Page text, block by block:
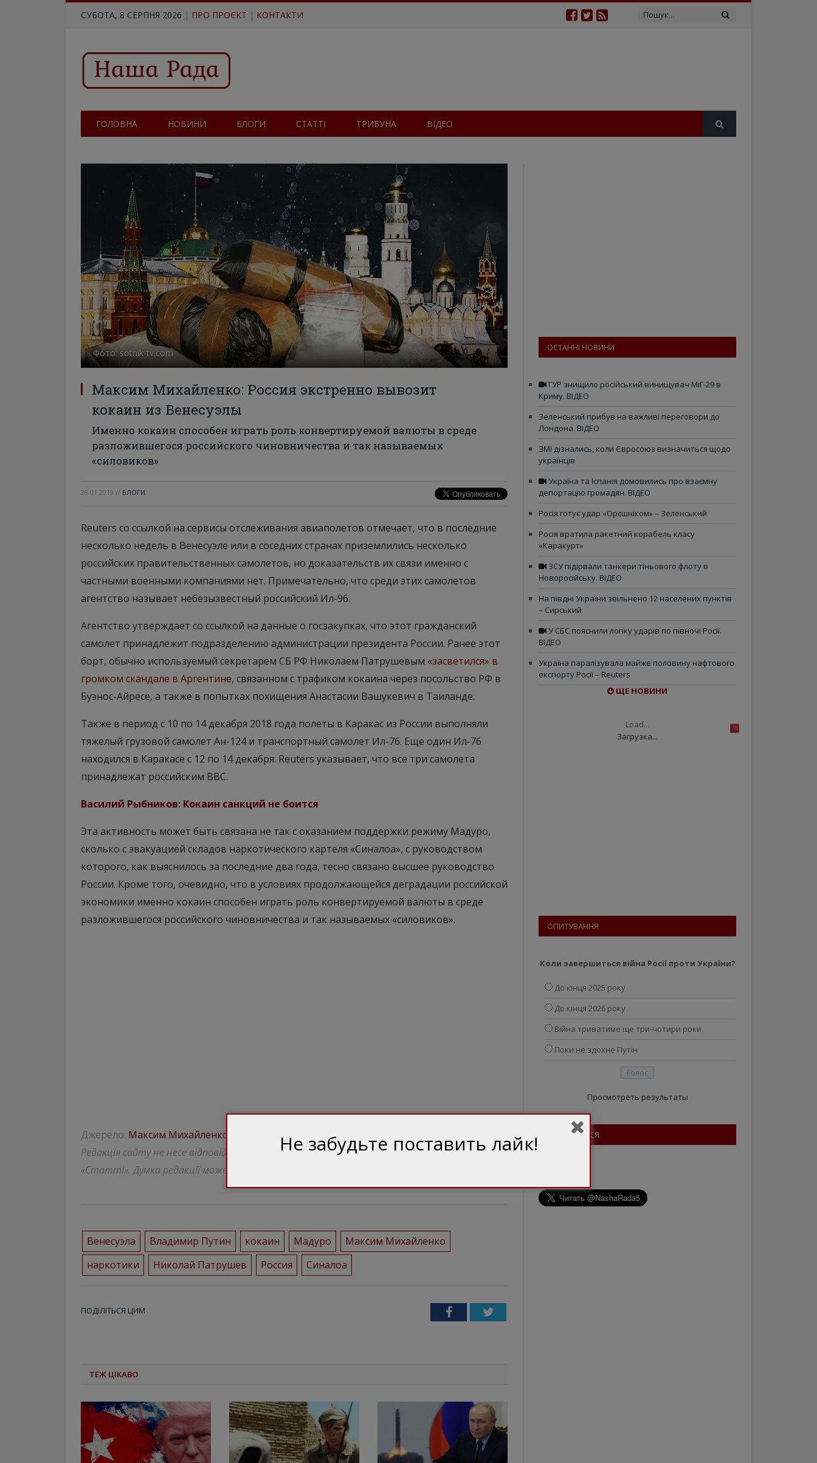
СУБОТА, 8 СЕРПНЯ 2026 | ПРО ПРОЄКТ | КОНТАКТИ
ГОЛОВНА НОВИНИ БЛОГИ СТАТТІ ТРИБУНА ВІДЕО
Фото: sotnik-tv.com
Максим Михайленко: Россия экстренно вывозит
кокаин из Венесуэлы
Именно кокаин способен играть роль конвертируемой валюты в среде
разложившегося российского чиновничества и так называемых
«силовиков»
28.01.2019 // БЛОГИ
Reuters со ссылкой на сервисы отслеживания авиаполетов отмечает, что в последние
несколько недель в Венесуэле или в соседних странах приземлились несколько
российских правительственных самолетов, но доказательств их связи именно с
частными военными компаниями нет. Примечательно, что среди этих самолетов
агентство называет небезызвестный российский Ил-96.
Агентство утверждает со ссылкой на данные о госзакупках, что этот гражданский
самолет принадлежит подразделению администрации президента России. Ранее этот
борт, обычно используемый секретарем СБ РФ Николаем Патрушевым «засветился» в
громком скандале в Аргентине, связанном с трафиком кокаина через посольство РФ в
Буэнос-Айресе, а также в попытках похищения Анастасии Вашукевич в Таиланде.
Также в период с 10 по 14 декабря 2018 года полеты в Каракас из России выполняли
тяжелый грузовой самолет Ан-124 и транспортный самолет Ил-76. Еще один Ил-76
находился в Каракасе с 12 по 14 декабря. Reuters указывает, что все три самолета
принадлежат российским ВВС.​
Василий Рыбников: Кокаин санкций не боится
Эта активность может быть связана не так с оказанием поддержки режиму Мадуро,
сколько с эвакуацией складов наркотического картеля «Синалоа», с руководством
которого, как выяснилось за последние два года, тесно связано высшее руководство
России. Кроме того, очевидно, что в условиях продолжающейся деградации российской
экономики именно кокаин способен играть роль конвертируемой валюты в среде
разложившегося российского чиновничества и так называемых «силовиков».
Джерело: Максим Михайленко / Facebook
Редакція сайту не несе відповідальності за зміст матеріалів у рубриках «Блоги» та
«Статті». Думка редакції може відрізнятись від авторської.
Венесуэла Владимир Путин кокаин Мадуро
Максим Михайленко
наркотики
Николай Патрушев Россия Синалоа
ПОДІЛІТЬСЯ ЦИМ FacebookTwitter
ТЕЖ ЦІКАВО
ОСТАННІ НОВИНИ
ГУР знищило російський винищувач МіГ-29 в
Криму. ВІДЕО
Зеленський прибув на важливі переговори до
Лондона. ВІДЕО
ЗМІ дізнались, коли Євросоюз визначиться щодо
українців
Україна та Іспанія домовились про взаємну
депортацію громадян. ВІДЕО
Росія готує удар «Орєшніком» – Зеленський
Росія вратила ракетний корабель класу
«Каракурт»
ЗСУ підірвали танкери тіньового флоту в
Новоросійську. ВІДЕО
На півдні України звільнено 12 населених пунктів
– Сирський
У СБС пояснили логіку ударів по півночі Росії.
ВІДЕО
Україна паралізувала майже половину нафтового
експорту Росії – Reuters
ЩЕ НОВИНИ
Load...
Загрузка...
ОПИТУВАННЯ
Коли завершиться війна Росії проти України?
До кінця 2025 року
До кінця 2026 року
Війна триватиме ще три-чотири роки
Поки не здохне Путін
Просмотреть результаты
ПІДПИШІТЬСЯ
Не забудьте поставить лайк!